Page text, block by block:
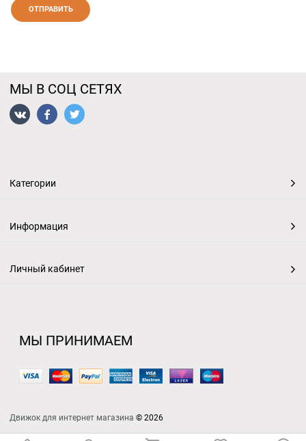
МЫ В СОЦ СЕТЯХ
Категории
Информация
Личный кабинет
МЫ ПРИНИМАЕМ
Движок для интернет магазина © 2026